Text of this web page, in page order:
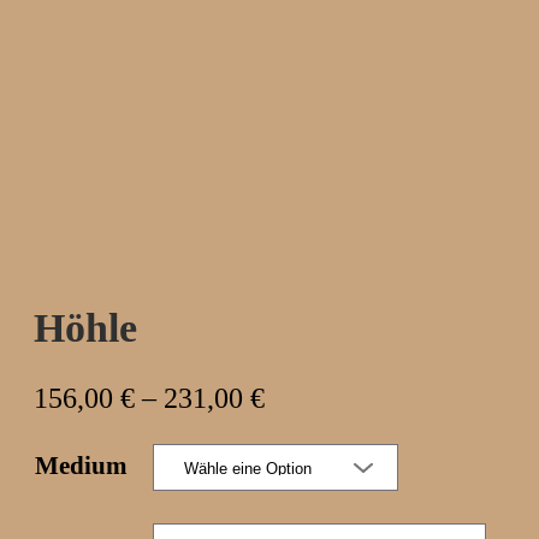
Höhle
156,00 € – 231,00 €P
e
Medium